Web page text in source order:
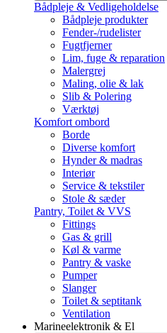
Bådpleje & Vedligeholdelse
Bådpleje produkter
Fender-/rudelister
Fugtfjerner
Lim, fuge & reparation
Malergrej
Maling, olie & lak
Slib & Polering
Værktøj
Komfort ombord
Borde
Diverse komfort
Hynder & madras
Interiør
Service & tekstiler
Stole & sæder
Pantry, Toilet & VVS
Fittings
Gas & grill
Køl & varme
Pantry & vaske
Pumper
Slanger
Toilet & septitank
Ventilation
Marineelektronik & El